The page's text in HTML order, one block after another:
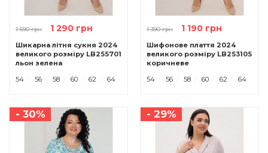
1 590 грн 1 290 грн
Шикарна літня сукня 2024
великого розміру LB255701
льон зелена
54
56 58 60 62 64
1 390 грн 1 190 грн
Шифонове плаття 2024
великого розміру LB253105
коричневе
54
56 58 60 62 64
- 30% - 29%